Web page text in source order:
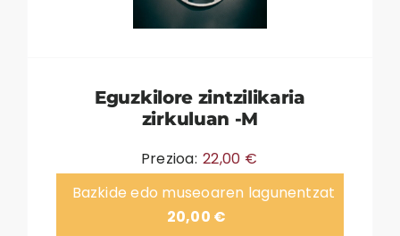
Eguzkilore zintzilikaria
zirkuluan -M
Prezioa: 22,00 €
Bazkide edo museoaren lagunentzat
20,00 €